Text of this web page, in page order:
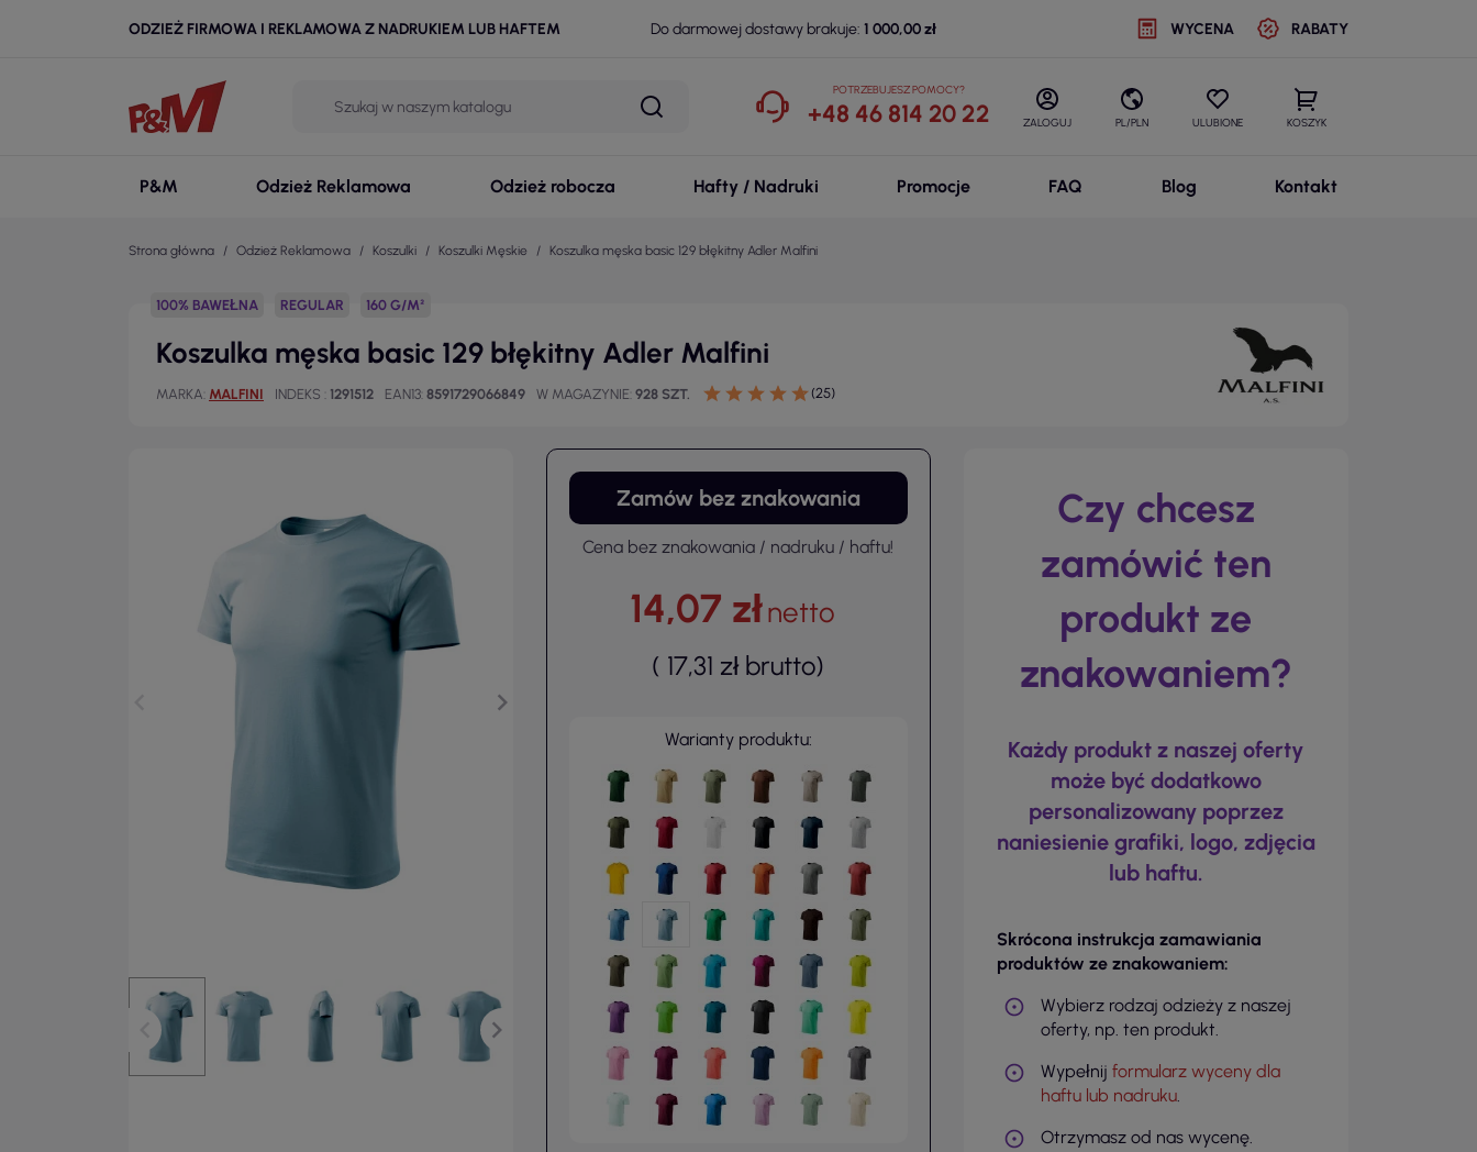
ODZIEŻ FIRMOWA I REKLAMOWA Z NADRUKIEM LUB HAFTEM Do darmowej dostawy brakuje: 1 000,00 zł WYCENA RABATY
POTRZEBUJESZ POMOCY?
+48 46 814 20 22 ZALOGUJ PL/PLN ULUBIONE KOSZYK
P&M Odzież Reklamowa Odzież robocza Hafty / Nadruki Promocje FAQ Blog Kontakt
Strona główna Odzież Reklamowa Koszulki Koszulki Męskie Koszulka męska basic 129 błękitny Adler Malfini
100% BAWEŁNA REGULAR 160 G/M²
Koszulka męska basic 129 błękitny Adler Malfini
MARKA MALFINI INDEKS 1291512 EAN13 8591729066849 W MAGAZYNIE 928 SZT. (25)
Zamów bez znakowania
Cena bez znakowania / nadruku / haftu!
14,07 złnetto
( 17,31 zł brutto)
Warianty produktu:
Czy chcesz
zamówić ten
produkt ze
znakowaniem?
Każdy produkt z naszej oferty
może być dodatkowo
personalizowany poprzez
naniesienie grafiki, logo, zdjęcia
lub haftu.
Skrócona instrukcja zamawiania
produktów ze znakowaniem:
Wybierz rodzaj odzieży z naszej
oferty, np. ten produkt.
Wypełnij formularz wyceny dla
haftu lub nadruku.
Otrzymasz od nas wycenę.